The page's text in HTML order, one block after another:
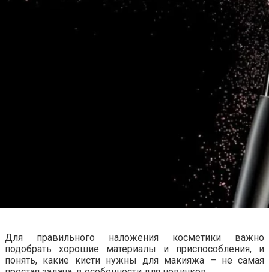
Для правильного наложения косметики важно
подобрать хорошие материалы и приспособления, и
понять, какие кисти нужны для макияжа – не самая